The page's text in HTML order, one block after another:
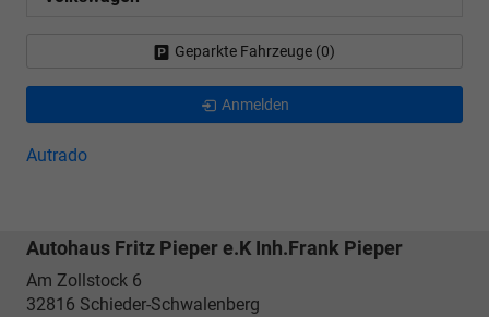
Geparkte Fahrzeuge (0)
Anmelden
Autrado
Autohaus Fritz Pieper e.K Inh.Frank Pieper
Am Zollstock 6
32816 Schieder-Schwalenberg